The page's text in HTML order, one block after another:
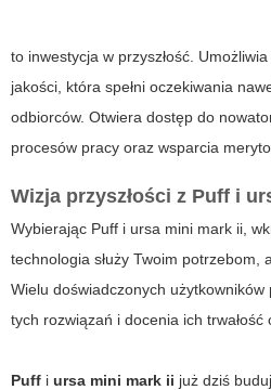
to inwestycja w przyszłość.
jakości, która spełni oczekiwania
odbiorców. Otwiera dostęp do
procesów pracy oraz wsparcia
Wizja przyszłości z Puff i
Wybierając Puff i ursa mini mark ii,
technologia służy Twoim potrzebom,
Wielu doświadczonych użytkowników
tych rozwiązań i docenia ich trwałość
Puff i ursa mini mark ii już dziś